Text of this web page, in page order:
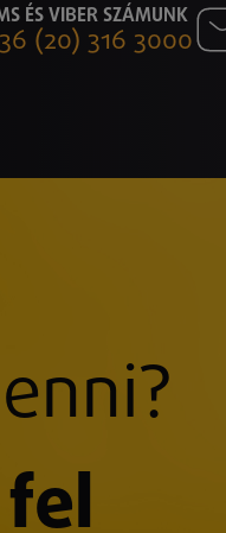
ÉS VIBER SZÁMUNK
(20) 316 3000